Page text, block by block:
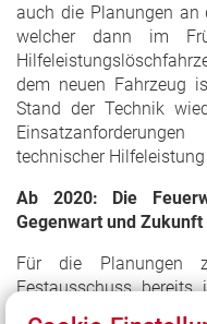
auch die Planungen an
welcher dann im
dem neuen Fahrzeug
Stand der Technik
technischer
Ab 2020: Die
Gegenwart und Zukunft
Für die Planungen
Festausschuss